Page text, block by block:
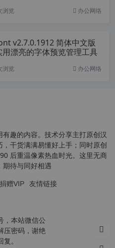
浏览 办公网络
v2.7.0.1912 简体中文版
用漂亮的字体预览管理工具
浏览 办公网络
趣的内容。技术分享主打原创汉
干货满满易懂好上手；同时原创
后重温像素热血时光。这里无商
期待与同好相遇
捐赠VIP 友情链接
，本站微信公
压密码，谢绝
。